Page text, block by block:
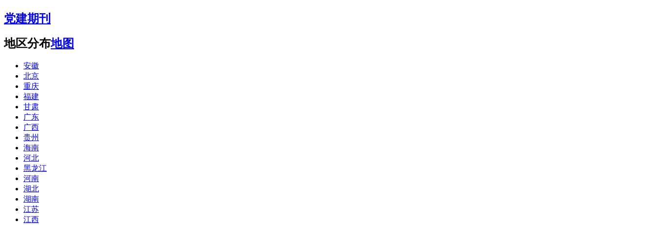
党建期刊
地区分布地图
安徽
北京
重庆
福建
甘肃
广东
广西
贵州
海南
河北
黑龙江
河南
湖北
湖南
江苏
江西